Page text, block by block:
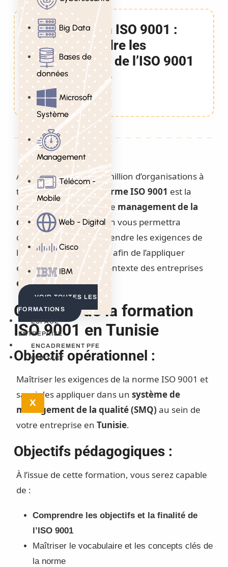
Big Data
Bases de
données
Microsoft
Système
Management
Télécom -
Mobile
Web - Digital
Cisco
IBM
VOIR TOUTES LES
FORMATIONS
ESPACE
ENTREPRISE
ENCADREMENT PFE
CONTACT
X
Formation ISO 9001 :
Comprendre les
exigences de l’ISO 9001
en Tunisie
2 Jours
Adoptée par plus d’un million d’organisations à
travers le monde, la norme ISO 9001 est la
référence en matière de management de la
qualité. Cette formation vous permettra
d’identifier et de comprendre les exigences de
l’ISO 9001 version 2015 afin de l’appliquer
efficacement dans le contexte des entreprises
en Tunisie.
Objectifs de la formation
ISO 9001 en Tunisie
Objectif opérationnel :
Maîtriser les exigences de la norme ISO 9001 et
savoir les appliquer dans un système de
management de la qualité (SMQ) au sein de
votre entreprise en Tunisie.
Objectifs pédagogiques :
À l’issue de cette formation, vous serez capable
de :
Comprendre les objectifs et la finalité de
l’ISO 9001
Maîtriser le vocabulaire et les concepts clés de
la norme